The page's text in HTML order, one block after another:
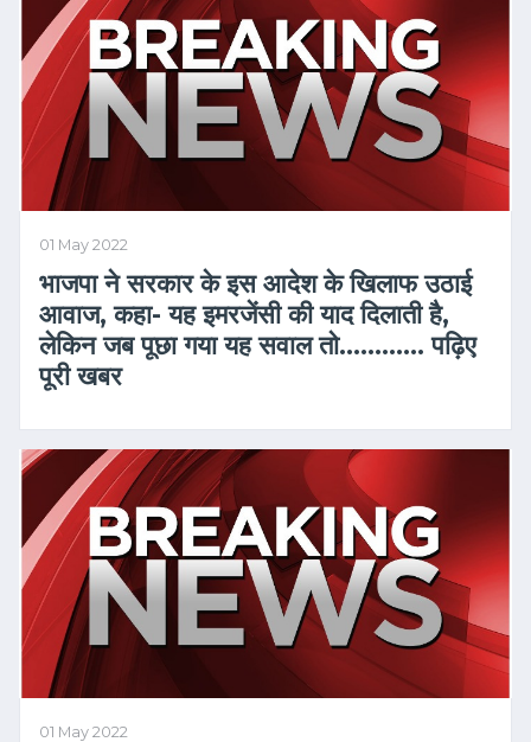
01 May 2022
भाजपा ने सरकार के इस आदेश के खिलाफ उठाई
आवाज, कहा- यह इमरजेंसी की याद दिलाती है,
लेकिन जब पूछा गया यह सवाल तो………… पढ़िए
पूरी खबर
01 May 2022